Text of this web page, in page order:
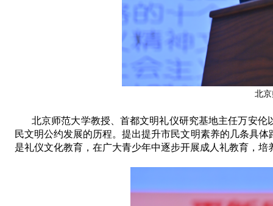
北
北京师范大学教授 、首都文明礼仪研究基地主任万安伦
民文明公约发展的历程。提出提升市民文明素养的几条具体
是礼仪文化教育 ， 在广大青少年中逐步开展成人礼教育 ， 培